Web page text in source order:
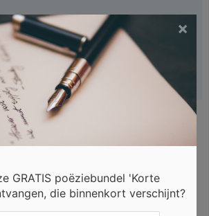
mensen
GRATIS poëziebundel 'Korte
die binnenkort verschijnt?
×